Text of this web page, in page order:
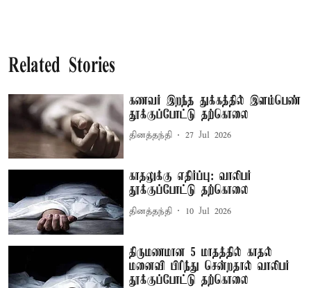
Related Stories
கணவர் இறந்த துக்கத்தில் இளம்பெண்
தூக்குப்போட்டு தற்கொலை
தினத்தந்தி 27 Jul 2026
காதலுக்கு எதிர்ப்பு: வாலிபர்
தூக்குப்போட்டு தற்கொலை
தினத்தந்தி 10 Jul 2026
திருமணமான 5 மாதத்தில் காதல்
மனைவி பிரிந்து சென்றதால் வாலிபர்
தூக்குப்போட்டு தற்கொலை